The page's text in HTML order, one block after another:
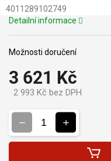
4011289102749
3 621 Kč
2 993 Kč bez DPH
Možnosti doručení
Detailní informace